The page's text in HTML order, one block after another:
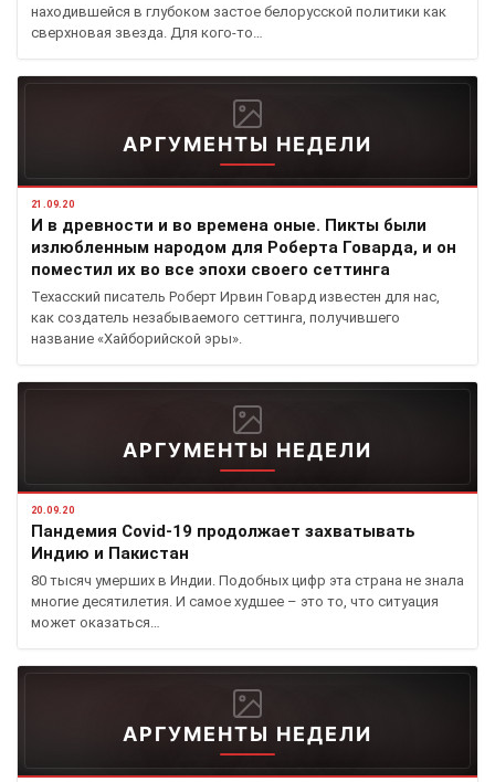
находившейся в глубоком застое белорусской политики как
сверхновая звезда. Для кого-то…
АРГУМЕНТЫ НЕДЕЛИ
21.09.20
И в древности и во времена оные. Пикты были
излюбленным народом для Роберта Говарда, и он
поместил их во все эпохи своего сеттинга
Техасский писатель Роберт Ирвин Говард известен для нас,
как создатель незабываемого сеттинга, получившего
название «Хайборийской эры».
АРГУМЕНТЫ НЕДЕЛИ
20.09.20
Пандемия Covid-19 продолжает захватывать
Индию и Пакистан
80 тысяч умерших в Индии. Подобных цифр эта страна не знала
многие десятилетия. И самое худшее – это то, что ситуация
может оказаться…
АРГУМЕНТЫ НЕДЕЛИ